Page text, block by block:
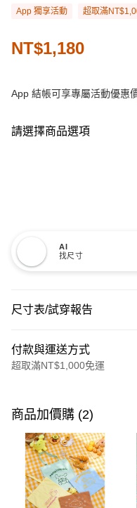
App 獨享活動 超取滿
NT$1,180
App 結帳可享專屬活動優惠
請選擇商品選項
AI
找尺寸
尺寸表/試穿報告
付款與運送方式
超取滿NT$1,000免運
信用卡一次付款
購物金
超商取貨付款
LINE Pay
商品加價購 (2)